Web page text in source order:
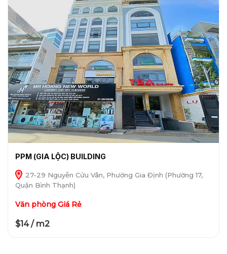
PPM (GIA LỘC) BUILDING
27-29 Nguyễn Cửu Vân, Phường Gia Định (Phường 17,
Quận Bình Thạnh)
Văn phòng Giá Rẻ
$14 / m2